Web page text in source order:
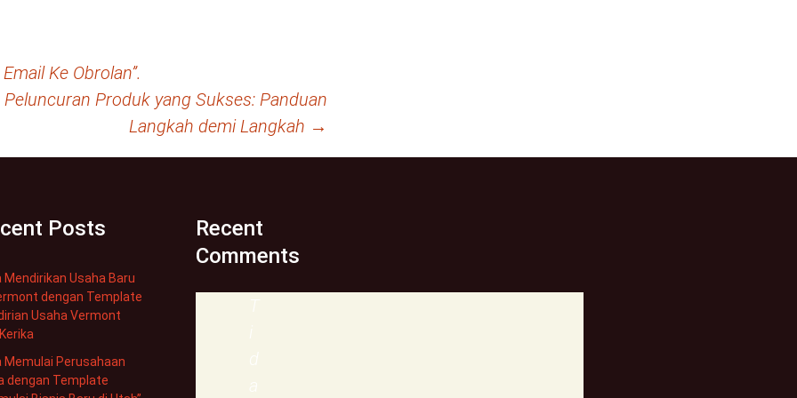
Ke Obrolan”.
Produk yang Sukses: Panduan
Langkah demi Langkah →
Posts
Mendirikan Usaha Baru
dengan Template
Usaha Vermont
Memulai Perusahaan
dengan Template
Recent
Comments
T
i
d
a